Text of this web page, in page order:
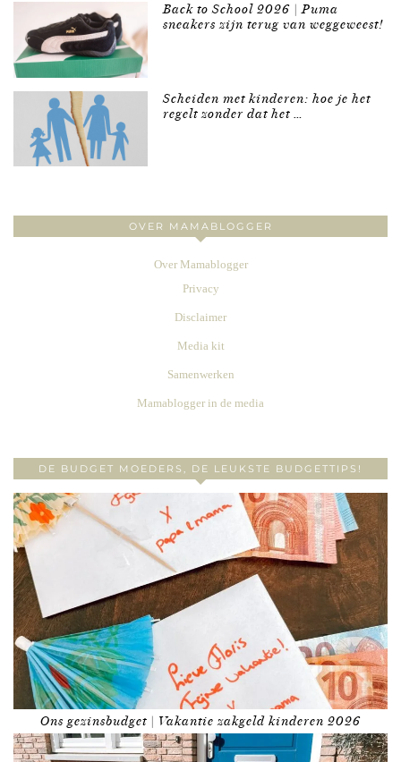
Back to School 2026 | Puma
sneakers zijn terug van weggeweest!
Scheiden met kinderen: hoe je het
regelt zonder dat het …
OVER MAMABLOGGER
Over Mamablogger
Privacy
Disclaimer
Media kit
Samenwerken
Mamablogger in de media
DE BUDGET MOEDERS, DE LEUKSTE BUDGETTIPS!
Ons gezinsbudget | Vakantie zakgeld kinderen 2026